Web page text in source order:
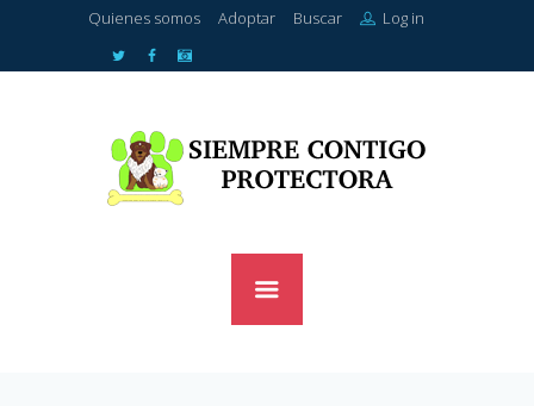
Quienes somos Adoptar Buscar Log in